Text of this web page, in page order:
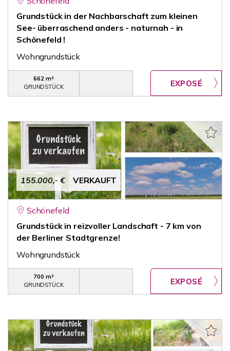
Grundstück in der Nachbarschaft zum kleinen
See- überraschend anders - naturnah - in
Schönefeld !
Wohngrundstück
662 m²
GRUNDSTÜCK
155.000,- € VERKAUFT
Schönefeld
Grundstück in reizvoller Landschaft - 7 km von
der Berliner Stadtgrenze!
Wohngrundstück
700 m²
GRUNDSTÜCK